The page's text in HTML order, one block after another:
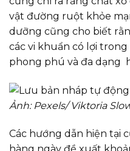
vật đường ruột khỏe
dưỡng cũng cho biết
các vi khuẩn có lợi
phong phú và đa dạng
Ảnh: Pexels/ Viktoria
Các hướng dẫn hiện tại